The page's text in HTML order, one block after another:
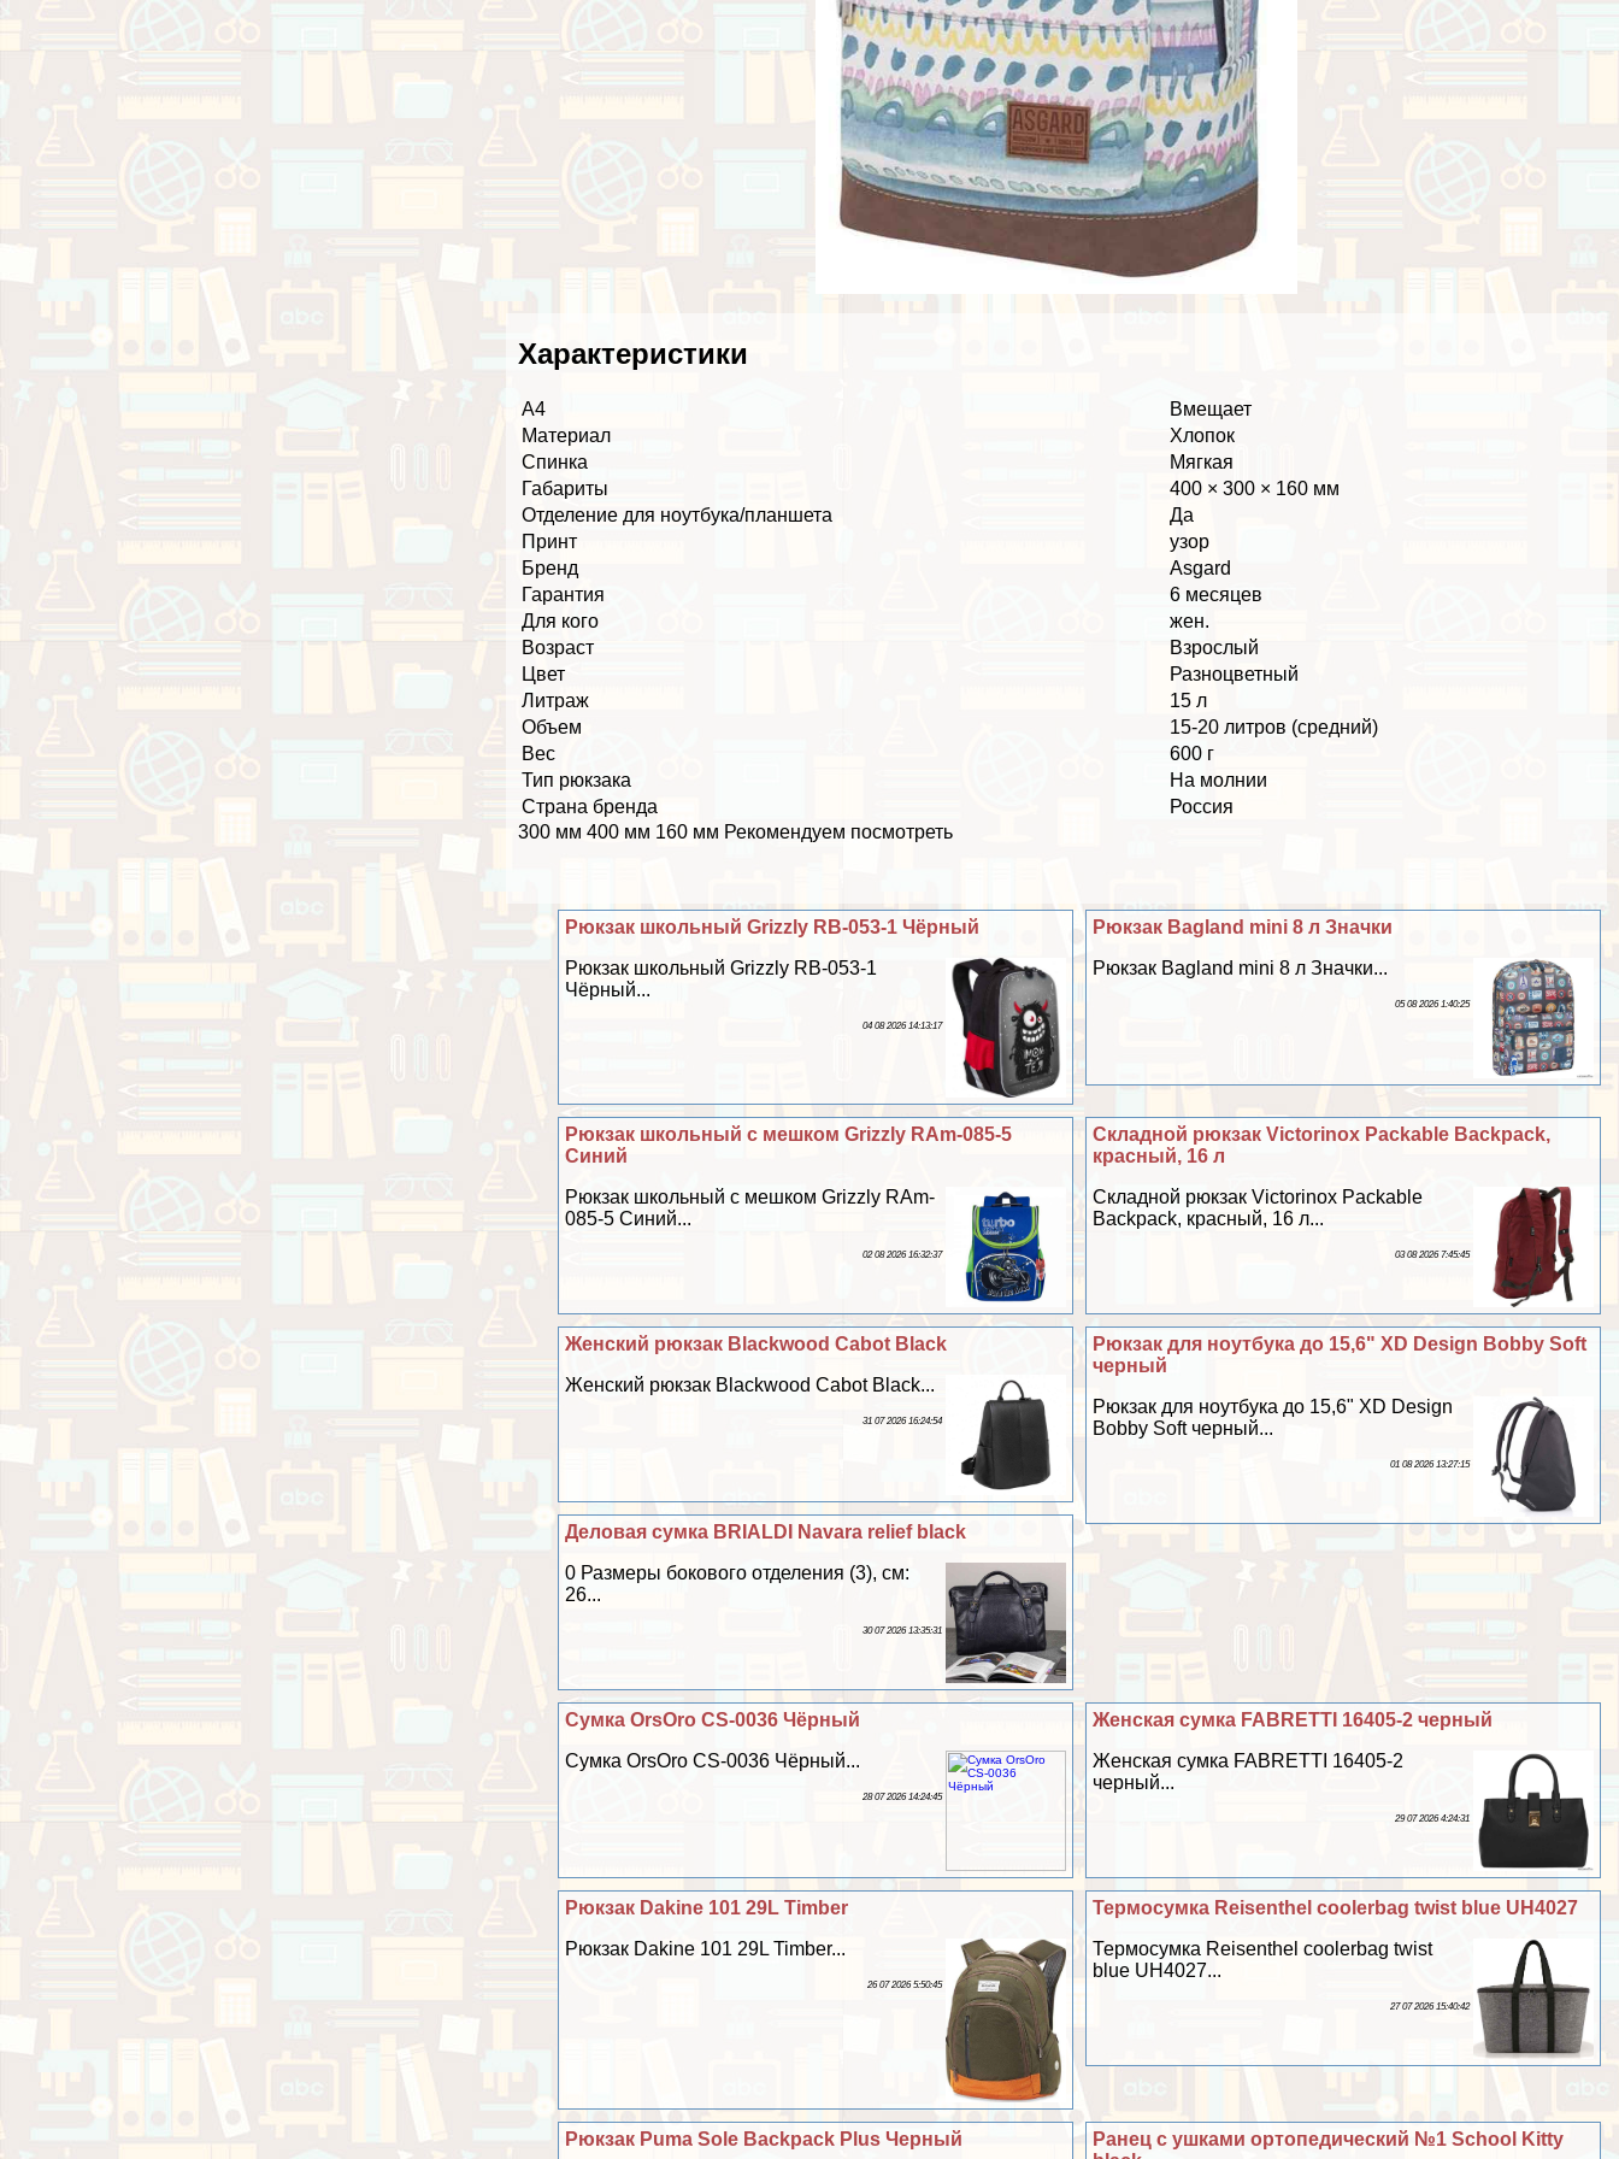
Хаpaктеристики
А4
Вмещает
Материал
Хлопок
Спинка
Мягкая
Габариты
400 × 300 × 160 мм
Отделение для ноутбука/планшета
Да
Принт
узор
Бренд
Asgard
Гарантия
6 месяцев
Для кого
жен.
Возраст
Взрослый
Цвет
Разноцветный
Литраж
15 л
Объем
15-20 литров (средний)
Вес
600 г
Тип рюкзака
На молнии
Страна бренда
Россия
300 мм 400 мм 160 мм Рекомендуем посмотреть
Рюкзак Bagland mini 8 л Значки
Рюкзак Bagland mini 8 л Значки...
05 08 2026 1:40:25
Рюкзак школьный Grizzly RB-053-1 Чёрный
Рюкзак школьный Grizzly RB-053-1
Чёрный...
04 08 2026 14:13:17
Складной рюкзак Victorinox Packable Backpack,
красный, 16 л
Складной рюкзак Victorinox Packable
Backpack, красный, 16 л...
03 08 2026 7:45:45
Рюкзак школьный с мешком Grizzly RAm-085-5
Синий
Рюкзак школьный с мешком Grizzly RAm-
085-5 Синий...
02 08 2026 16:32:37
Рюкзак для ноутбука до 15,6" XD Design Bobby Soft
черный
Рюкзак для ноутбука до 15,6" XD Design
Bobby Soft черный...
01 08 2026 13:27:15
Женский рюкзак Blackwood Cabot Black
Женский рюкзак Blackwood Cabot Black...
31 07 2026 16:24:54
Деловая сумка BRIALDI Navara relief black
0 Размеры бокового отделения (3), см:
26...
30 07 2026 13:35:31
Женская сумка FABRETTI 16405-2 черный
Женская сумка FABRETTI 16405-2
черный...
29 07 2026 4:24:31
Сумка OrsOro CS-0036 Чёрный
Сумка OrsOro CS-0036 Чёрный...
28 07 2026 14:24:45
Термосумка Reisenthel coolerbag twist blue UH4027
Термосумка Reisenthel coolerbag twist
blue UH4027...
27 07 2026 15:40:42
Рюкзак Dakine 101 29L Timber
Рюкзак Dakine 101 29L Timber...
26 07 2026 5:50:45
Ранец с ушками ортопедический №1 School Kitty
Рюкзак Puma Sole Backpack Plus Черный